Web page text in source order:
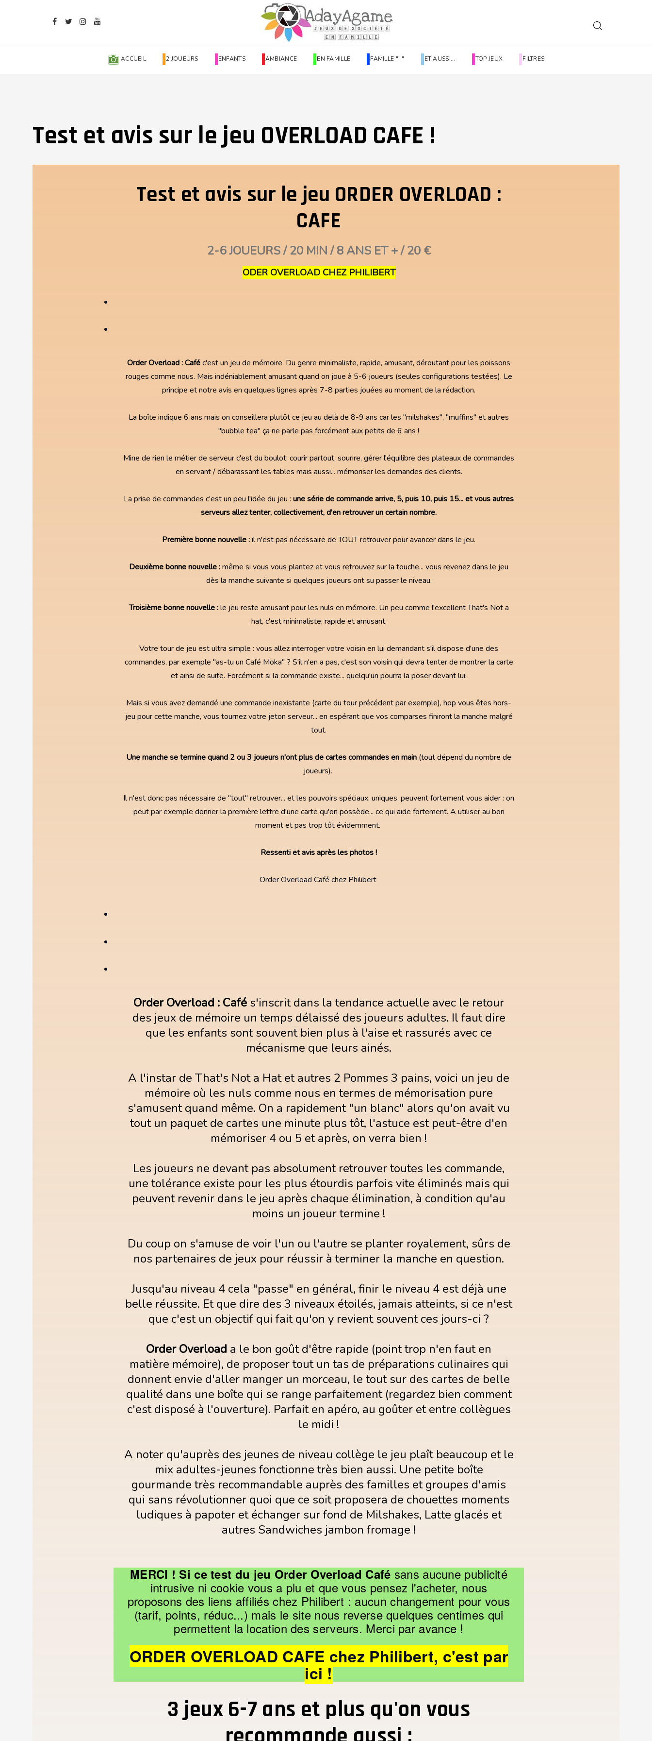
ACCUEIL 2 JOUEURS ENFANTS AMBIANCE EN FAMILLE FAMILLE "+" ET AUSSI... TOP JEUX FILTRES
Test et avis sur le jeu OVERLOAD CAFE !
Test et avis sur le jeu ORDER OVERLOAD :
CAFE
2-6 JOUEURS / 20 MIN / 8 ANS ET + / 20 €
ODER OVERLOAD CHEZ PHILIBERT
Order Overload : Caféc'est un jeu de mémoire. Du genre minimaliste, rapide, amusant, déroutant pour les poissons
rouges comme nous. Mais indéniablement amusant quand on joue à 5-6 joueurs (seules configurations testées). Le
principe et notre avis en quelques lignes après 7-8 parties jouées au moment de la rédaction.
La boîte indique 6 ans mais on conseillera plutôt ce jeu au delà de 8-9 ans car les "milshakes", "muffins" et autres
"bubble tea" ça ne parle pas forcément aux petits de 6 ans !
Mine de rien le métier de serveur c'est du boulot: courir partout, sourire, gérer l'équilibre des plateaux de commandes
en servant / débarassant les tables mais aussi... mémoriser les demandes des clients.
La prise de commandes c'est un peu l'idée du jeu : une série de commande arrive, 5, puis 10, puis 15... et vous autres
serveurs allez tenter, collectivement, d'en retrouver un certain nombre.
Première bonne nouvelle :il n'est pas nécessaire de TOUT retrouver pour avancer dans le jeu.
Deuxième bonne nouvelle :même si vous vous plantez et vous retrouvez sur la touche... vous revenez dans le jeu
dès la manche suivante si quelques joueurs ont su passer le niveau.
Troisième bonne nouvelle :le jeu reste amusant pour les nuls en mémoire. Un peu comme l'excellent That's Not a
hat, c'est minimaliste, rapide et amusant.
Votre tour de jeu est ultra simple : vous allez interroger votre voisin en lui demandant s'il dispose d'une des
commandes, par exemple "as-tu un Café Moka" ? S'il n'en a pas, c'est son voisin qui devra tenter de montrer la carte
et ainsi de suite. Forcément si la commande existe... quelqu'un pourra la poser devant lui.
Mais si vous avez demandé une commande inexistante (carte du tour précédent par exemple), hop vous êtes hors-
jeu pour cette manche, vous tournez votre jeton serveur... en espérant que vos comparses finiront la manche malgré
tout.
Une manche se termine quand 2 ou 3 joueurs n'ont plus de cartes commandes en main (tout dépend du nombre de
joueurs).
Il n'est donc pas nécessaire de "tout" retrouver... et les pouvoirs spéciaux, uniques, peuvent fortement vous aider : on
peut par exemple donner la première lettre d'une carte qu'on possède... ce qui aide fortement. A utiliser au bon
moment et pas trop tôt évidemment.
Ressenti et avis après les photos !
Order Overload Café chez Philibert
Order Overload : Café s'inscrit dans la tendance actuelle avec le retour
des jeux de mémoire un temps délaissé des joueurs adultes. Il faut dire
que les enfants sont souvent bien plus à l'aise et rassurés avec ce
mécanisme que leurs ainés.
A l'instar de That's Not a Hat et autres 2 Pommes 3 pains, voici un jeu de
mémoire où les nuls comme nous en termes de mémorisation pure
s'amusent quand même. On a rapidement "un blanc" alors qu'on avait vu
tout un paquet de cartes une minute plus tôt, l'astuce est peut-être d'en
mémoriser 4 ou 5 et après, on verra bien !
Les joueurs ne devant pas absolument retrouver toutes les commande,
une tolérance existe pour les plus étourdis parfois vite éliminés mais qui
peuvent revenir dans le jeu après chaque élimination, à condition qu'au
moins un joueur termine !
Du coup on s'amuse de voir l'un ou l'autre se planter royalement, sûrs de
nos partenaires de jeux pour réussir à terminer la manche en question.
Jusqu'au niveau 4 cela "passe" en général, finir le niveau 4 est déjà une
belle réussite. Et que dire des 3 niveaux étoilés, jamais atteints, si ce n'est
que c'est un objectif qui fait qu'on y revient souvent ces jours-ci ?
Order Overload a le bon goût d'être rapide (point trop n'en faut en
matière mémoire), de proposer tout un tas de préparations culinaires qui
donnent envie d'aller manger un morceau, le tout sur des cartes de belle
qualité dans une boîte qui se range parfaitement (regardez bien comment
c'est disposé à l'ouverture). Parfait en apéro, au goûter et entre collègues
le midi !
A noter qu'auprès des jeunes de niveau collège le jeu plaît beaucoup et le
mix adultes-jeunes fonctionne très bien aussi. Une petite boîte
gourmande très recommandable auprès des familles et groupes d'amis
qui sans révolutionner quoi que ce soit proposera de chouettes moments
ludiques à papoter et échanger sur fond de Milshakes, Latte glacés et
autres Sandwiches jambon fromage !
MERCI ! Si ce test du jeu Order Overload Café sans aucune publicité
intrusive ni cookie vous a plu et que vous pensez l'acheter, nous
proposons des liens affiliés chez Philibert : aucun changement pour vous
(tarif, points, réduc...) mais le site nous reverse quelques centimes qui
permettent la location des serveurs. Merci par avance !
ORDER OVERLOAD CAFE chez Philibert, c'est par
ici !
3 jeux 6-7 ans et plus qu'on vous